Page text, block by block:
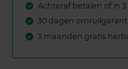
Achteraf betalen of in
30 dagen
3 maanden gratis